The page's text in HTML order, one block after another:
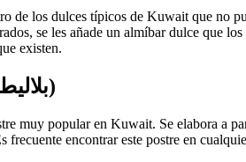
de los dulces típicos de Kuwait que no
se les añade un almíbar dulce que
existen.
El Balaleet (بلاليط)
muy popular en Kuwait. Se elabora a
frecuente encontrar este postre en